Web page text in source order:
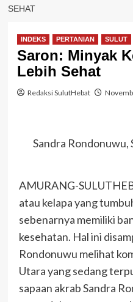
SEHAT
INDEKS PERTANIAN SULUT
Saron: Minyak
Lebih Sehat
Redaksi SulutHebat
Sandra Rondonuwu,
AMURANG-
atau kelapa yang
sebenarnya memiliki
kesehatan. Hal ini
Rondonuwu melihat
Utara yang sedang
sapaan akrab Sandra